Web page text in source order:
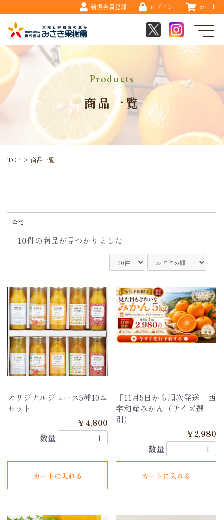
新規会員登録 ログイン カート
Products
商品一覧
TOP > 商品一覧
全て
10件の商品が見つかりました
オリジナルジュース5種10本
セット
￥4,800
数量
カートに入れる
「11月5日から順次発送」西
宇和産みかん（サイズ選
別）
￥2,980
数量
カートに入れる